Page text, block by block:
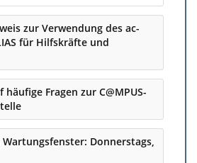
zur Verwendung des ac-
für Hilfskräfte und
Fragen zur C@MPUS-
Wartungsfenster: Donnerstags,